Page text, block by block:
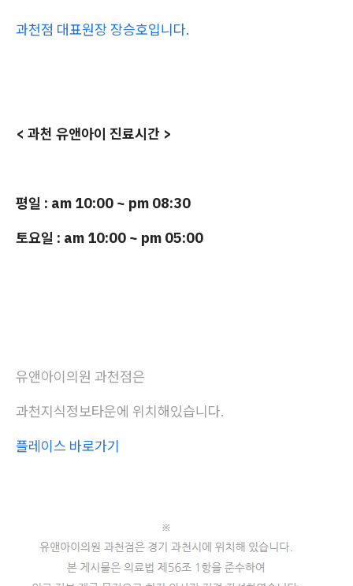
과천점 대표원장 장승호입니다.
< 과천 유앤아이 진료시간 >
평일 : am 10:00 ~ pm 08:30
토요일 : am 10:00 ~ pm 05:00
유앤아이의원 과천점은
과천지식정보타운에 위치해있습니다.
플레이스 바로가기